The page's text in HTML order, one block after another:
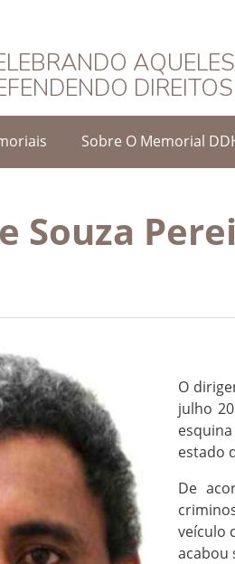
–
Sobre O Memorial
Souza
O
julho
estado
De
veículo
acabou